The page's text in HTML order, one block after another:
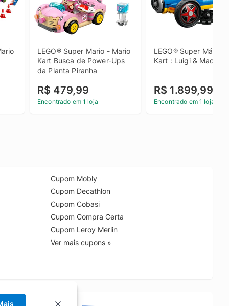
LEGO® Super Mario - Mario
Kart Busca de Power-Ups
da Planta Piranha
R$ 479,99
Encontrado em 1 loja
LEGO® Super Mário -
Kart : Luigi & Mach 8
R$ 1.899,99
Encontrado em 1 loja
Cupom Mobly
Cupom Decathlon
Cupom Cobasi
Cupom Compra Certa
Cupom Leroy Merlin
Ver mais cupons »